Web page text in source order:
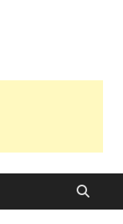
otras, para disfrutar